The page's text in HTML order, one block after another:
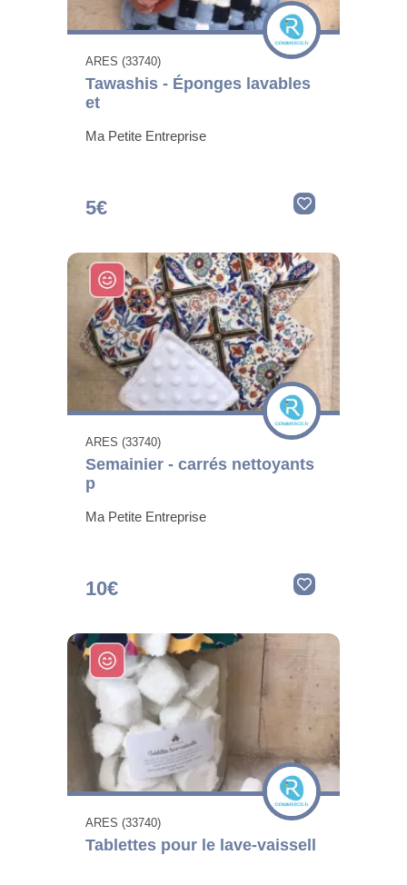
ARES (33740)
Tawashis - Éponges lavables
et
Ma Petite Entreprise
5€
ARES (33740)
Semainier - carrés nettoyants
p
Ma Petite Entreprise
10€
ARES (33740)
Tablettes pour le lave-vaissell